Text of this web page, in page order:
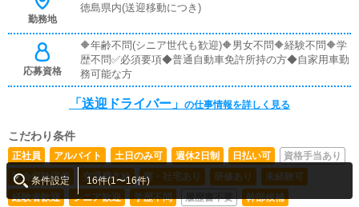
勤務地
徳島県内(送迎移動につき)
応募資格
🔶年齢不問(シニア世代も歓迎)🔶男女不問🔶経験不問🔶学
歴不問✅必須要項◆普通自動車免許所持の方◆自家用車勤
務可能な方
「送迎ドライバー」 の仕事情報を詳しく見る
こだわり条件
正社員 アルバイト 土日のみ可 週休2日制 日払い可
資格手当あり
社会保険完備
交通費支給 寮・社宅あり 研修あり
未経験可
経験者歓迎
シニア歓迎 学歴不問 履歴書不要 幹部候補
条件設定 16件(1〜16件)